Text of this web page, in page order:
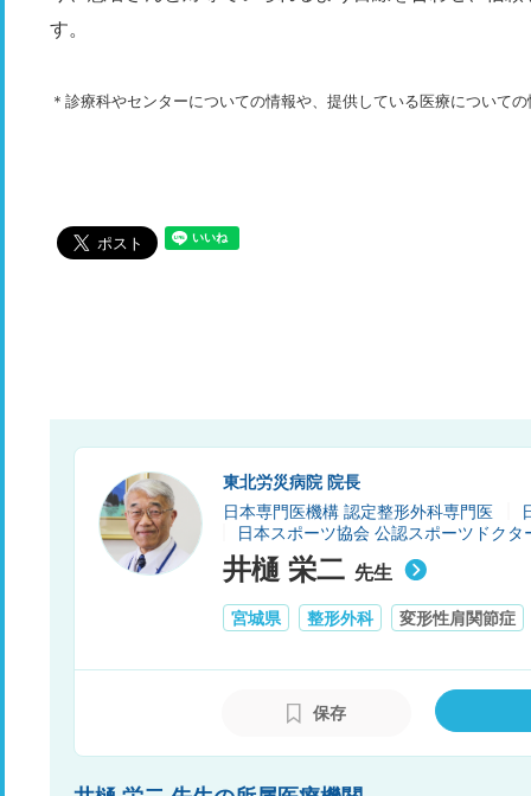
す。
＊診療科やセンターについての情報や、提供している医療について
東北労災病院 院長
日本専門医機構 認定整形外科専門医
日本スポーツ協会 公認スポーツドクタ
井樋 栄二 先生
宮城県 整形外科 変形性肩関節症
保存